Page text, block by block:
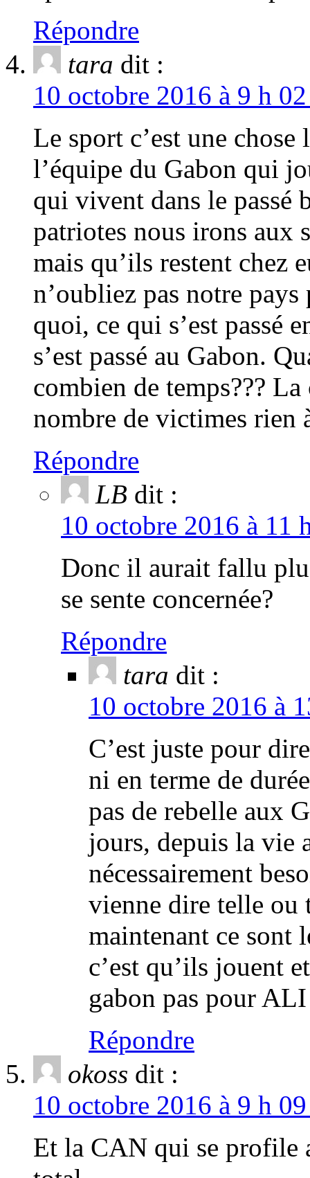
Répondre
tara dit :
10 octobre 2016 à 9 h
Le sport c’est une
l’équipe du Gabon qui
qui vivent dans le passé
patriotes nous irons aux
mais qu’ils restent chez
n’oubliez pas notre
quoi, ce qui s’est passé
s’est passé au Gabon.
combien de temps???
nombre de victimes rien
Répondre
LB dit :
10 octobre 2016 à 11
Donc il aurait fallu
se sente concernée?
Répondre
tara dit :
10 octobre 2016 à
C’est juste pour
ni en terme de
pas de rebelle aux
jours, depuis la vie
nécessairement
vienne dire telle ou
maintenant ce sont
c’est qu’ils jouent
gabon pas pour
Répondre
okoss dit :
10 octobre 2016 à 9 h
Et la CAN qui se profile